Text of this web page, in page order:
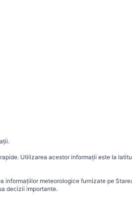
Utilizarea acestor informații este la
meteorologice furnizate pe
decizii importante.